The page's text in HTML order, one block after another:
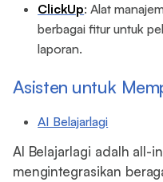
ClickUp: Alat
berbagai fitur untuk
laporan.
Asisten untuk
AI Belajarlagi
AI Belajarlagi adalh all-
mengintegrasikan